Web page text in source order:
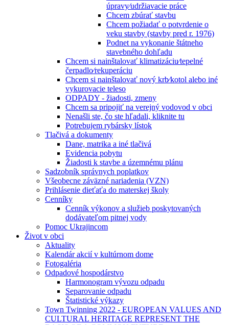
úpravy⁄udržiavacie práce
Chcem zbúrať stavbu
Chcem požiadať o potvrdenie o
veku stavby (stavby pred r. 1976)
Podnet na vykonanie štátneho
stavebného dohľadu
Chcem si nainštalovať klimatizáciu⁄tepelné
čerpadlo⁄rekuperáciu
Chcem si nainštalovať nový krb⁄kotol alebo iné
vykurovacie teleso
ODPADY - žiadosti, zmeny
Chcem sa pripojiť na verejný vodovod v obci
Nenašli ste, čo ste hľadali, kliknite tu
Potrebujem rybársky lístok
Tlačivá a dokumenty
Dane, matrika a iné tlačivá
Evidencia pobytu
Žiadosti k stavbe a územnému plánu
Sadzobník správnych poplatkov
Všeobecne záväzné nariadenia (VZN)
Prihlásenie dieťaťa do materskej školy
Cenníky
Cenník výkonov a služieb poskytovaných
dodávateľom pitnej vody
Pomoc Ukrajincom
Život v obci
Aktuality
Kalendár akcií v kultúrnom dome
Fotogaléria
Odpadové hospodárstvo
Harmonogram vývozu odpadu
Separovanie odpadu
Štatistické výkazy
Town Twinning 2022 - EUROPEAN VALUES AND
CULTURAL HERITAGE REPRESENT THE